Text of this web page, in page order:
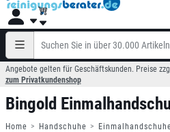
Angebote gelten für Geschäftskunden. Preise
zum Privatkundenshop
Bingold
Home Handschuhe